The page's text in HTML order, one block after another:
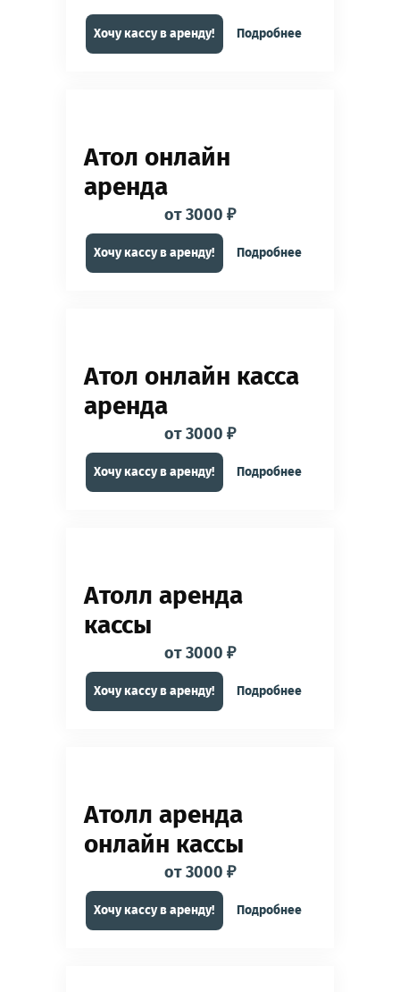
Хочу кассу в аренду! Подробнее
Атол онлайн
аренда
от 3000 ₽
Хочу кассу в аренду! Подробнее
Атол онлайн касса
аренда
от 3000 ₽
Хочу кассу в аренду! Подробнее
Атолл аренда
кассы
от 3000 ₽
Хочу кассу в аренду! Подробнее
Атолл аренда
онлайн кассы
от 3000 ₽
Хочу кассу в аренду! Подробнее